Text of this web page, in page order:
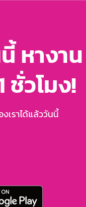
หางาน
ชั่วโมง!
เราได้แล้ววันนี้